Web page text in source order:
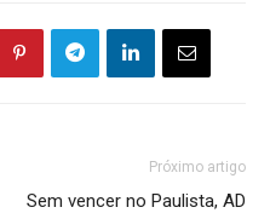
Próximo artigo
Sem vencer no Paulista, AD